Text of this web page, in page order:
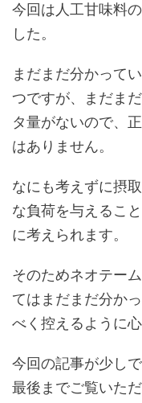
今回は人工甘味料
した。
まだまだ分かって
つですが、まだま
タ量がないので、
はありません。
なにも考えずに摂
な負荷を与えるこ
に考えられます。
そのためネオテー
てはまだまだ分か
べく控えるように
今回の記事が少し
最後までご覧いた